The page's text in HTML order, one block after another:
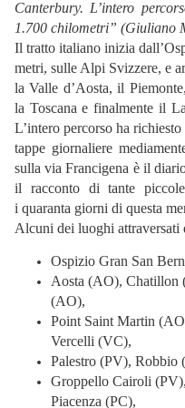
Canterbury. L’intero
1.700 chilometri” (Giuliano
Il tratto italiano inizia
metri, sulle Alpi Svizzere, e
la Valle d’Aosta, il
la Toscana e finalmente il
L’intero percorso ha richiesto
tappe giornaliere
sulla viaFrancigena è il
il racconto di tante
i quaranta giorni di questa
Alcuni dei luoghi attraversati
Ospizio Gran San
Aosta (AO), Chatillon
(AO),
Point Saint Martin
Vercelli (VC),
Palestro (PV), Robbio
Groppello Cairoli
Piacenza (PC),